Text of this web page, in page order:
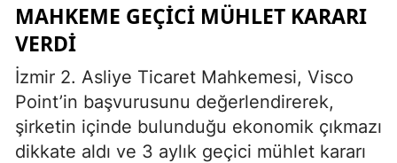
MAHKEME GEÇICI MÜHLET KARARI
VERDI
İzmir 2. Asliye Ticaret Mahkemesi, Visco
Point’in başvurusunu değerlendirerek,
şirketin içinde bulunduğu ekonomik çıkmazı
dikkate aldı ve 3 aylık geçici mühlet kararı